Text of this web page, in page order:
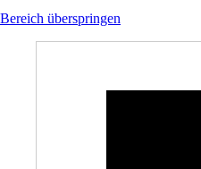
Bereich überspringen